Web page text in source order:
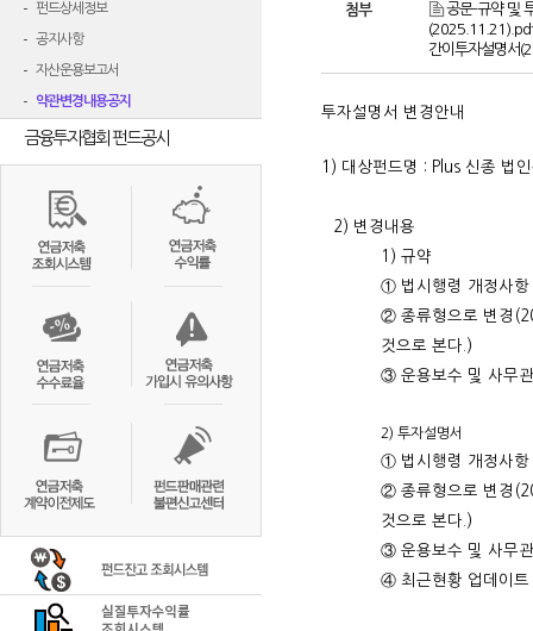
펀드상세정보
공지사항
자산운용보고서
약관변경내용공지
금융투자협회 펀드공시
첨부
공문-규약 및
간이투자설명서
투자설명서 변경안내
1) 대상펀드명 : Plus 신종 법
2) 변경내용
1) 규약
① 법시행령 개정사항
② 종류형으로 변경
것으로 본다.)
③ 운용보수 및 사무
2) 투자설명서
① 법시행령 개정사항
② 종류형으로 변경
것으로 본다.)
③ 운용보수 및 사무
④ 최근현황 업데이트